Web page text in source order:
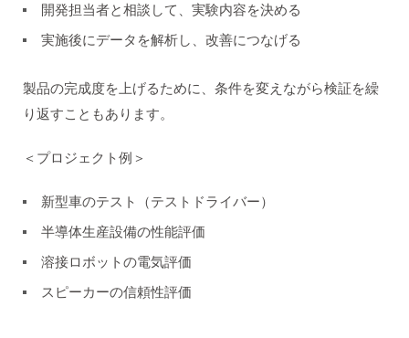
開発担当者と相談して、実験内容を決める
実施後にデータを解析し、改善につなげる
製品の完成度を上げるために、条件を変えながら検証を繰
り返すこともあります。
＜プロジェクト例＞
新型車のテスト（テストドライバー）
半導体生産設備の性能評価
溶接ロボットの電気評価
スピーカーの信頼性評価